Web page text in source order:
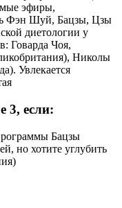
эфиры,
Фэн Шуй, Бацзы, Цзы
диетологии у
Говарда Чоя,
Николы
Увлекается
3, если:
Бацзы
но хотите углубить